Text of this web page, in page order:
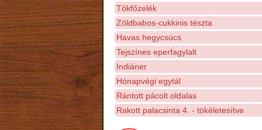
Tökfőzelék
Zöldbabos-cukkinis tészta
Havas hegycsúcs
Tejszínes eperfagylalt
Indiáner
Hónapvégi egytál
Rántott pácolt oldalas
Rakott palacsinta 4. - tökéletesítve